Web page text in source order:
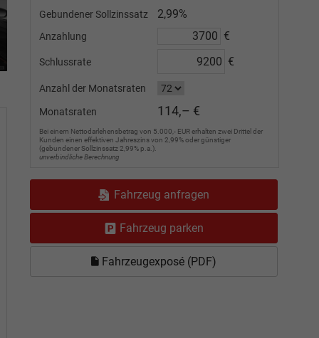
Gebundener Sollzinssatz 2,99%
Anzahlung €
Schlussrate €
Anzahl der Monatsraten
Monatsraten 114,– €
Bei einem Nettodarlehensbetrag von 5.000,- EUR erhalten zwei Drittel der
Kunden einen effektiven Jahreszins von 2,99% oder günstiger
(gebundener Sollzinssatz 2,99% p.a.).
unverbindliche Berechnung
Fahrzeug anfragen
Fahrzeug parken
Fahrzeugexposé (PDF)